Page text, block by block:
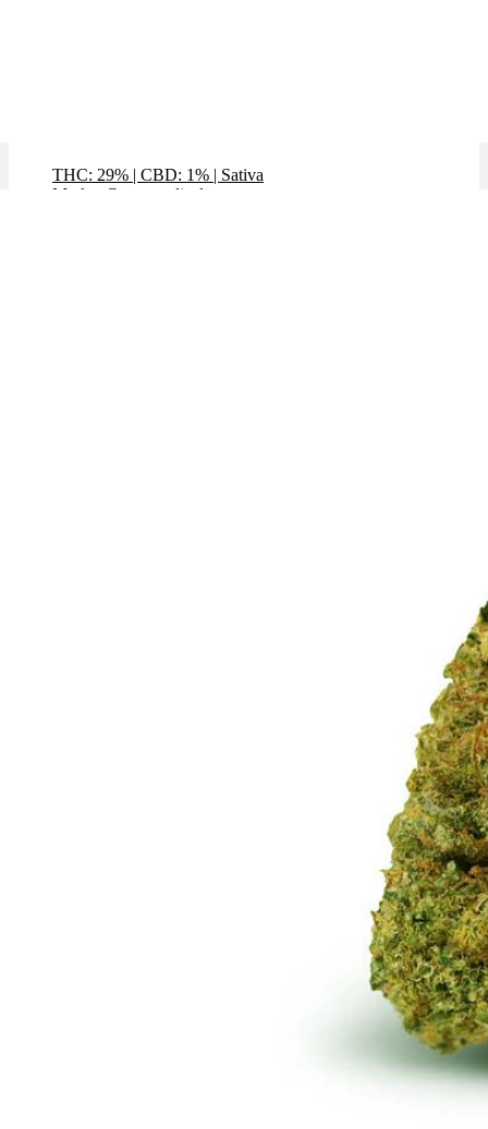
THC: 29% | CBD: 1% | Sativa
Marke: Cannamedical